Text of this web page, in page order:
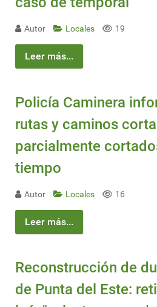
Autor Locales 19
Leer más...
Policía Caminera
rutas y caminos
parcialmente
tiempo
Autor Locales 16
Leer más...
Reconstrucción de
de Punta del Este: